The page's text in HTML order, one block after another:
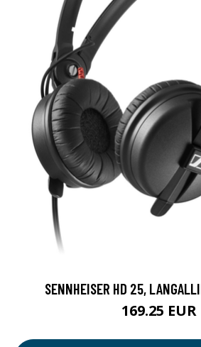
SENNHEISER HD 25,
169.25 EUR